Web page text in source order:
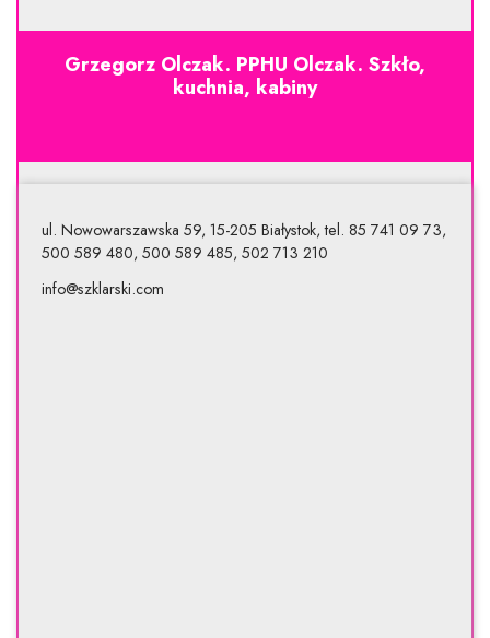
Grzegorz Olczak. PPHU Olczak. Szkło,
kuchnia, kabiny
ul. Nowowarszawska 59, 15-205 Białystok, tel. 85 741 09 73,
500 589 480, 500 589 485, 502 713 210
info@szklarski.com